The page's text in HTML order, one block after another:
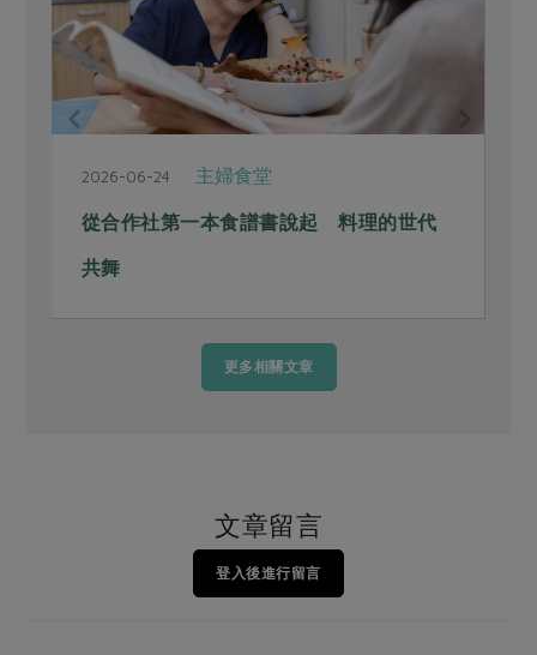
2026-06-24 主婦食堂
從合作社第一本食譜書說起 料理的世代
共舞
更多相關文章
文章留言
登入後進行留言